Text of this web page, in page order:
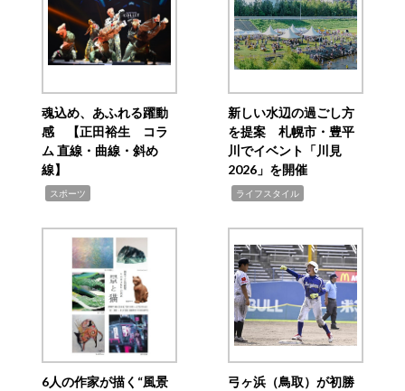
魂込め、あふれる躍動
感 【正田裕生 コラ
ム 直線・曲線・斜め
線】
スポーツ
新しい水辺の過ごし方
を提案 札幌市・豊平
川でイベント「川見
2026」を開催
ライフスタイル
6人の作家が描く“風景
弓ヶ浜（鳥取）が初勝